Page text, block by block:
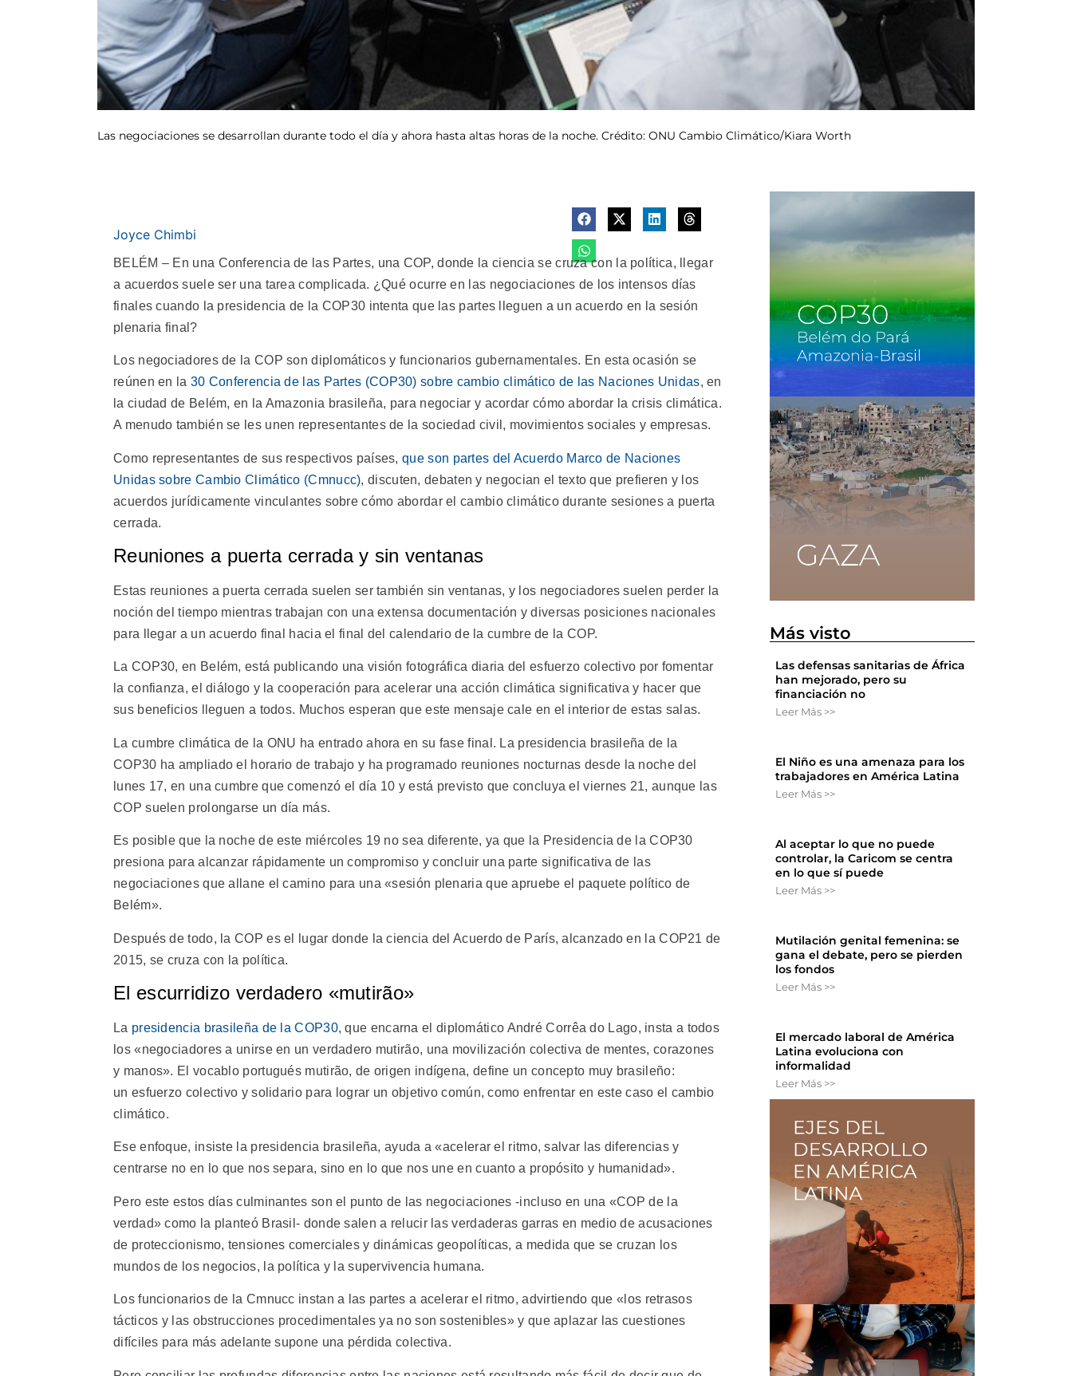
Las negociaciones se desarrollan durante todo el día y ahora hasta altas horas de la noche. Crédito: ONU Cambio Climático/Kiara Worth
Joyce Chimbi
BELÉM – En una Conferencia de las Partes, una COP, donde la ciencia se cruza con la política, llegar
a acuerdos suele ser una tarea complicada. ¿Qué ocurre en las negociaciones de los intensos días
finales cuando la presidencia de la COP30 intenta que las partes lleguen a un acuerdo en la sesión
plenaria final?
Los negociadores de la COP son diplomáticos y funcionarios gubernamentales. En esta ocasión se
reúnen en la 30 Conferencia de las Partes (COP30) sobre cambio climático de las Naciones Unidas, en
la ciudad de Belém, en la Amazonia brasileña, para negociar y acordar cómo abordar la crisis climática.
A menudo también se les unen representantes de la sociedad civil, movimientos sociales y empresas.
Como representantes de sus respectivos países,que son partes del Acuerdo Marco de Naciones
Unidas sobre Cambio Climático (Cmnucc), discuten, debaten y negocian el texto que prefieren y los
acuerdos jurídicamente vinculantes sobre cómo abordar el cambio climático durante sesiones a puerta
cerrada.
Reuniones a puerta cerrada y sin ventanas
Estas reuniones a puerta cerrada suelen ser también sin ventanas, y los negociadores suelen perder la
noción del tiempo mientras trabajan con una extensa documentación y diversas posiciones nacionales
para llegar a un acuerdo final hacia el final del calendario de la cumbre de la COP.
La COP30, en Belém, está publicando una visión fotográfica diaria del esfuerzo colectivo por fomentar
la confianza, el diálogo y la cooperación para acelerar una acción climática significativa y hacer que
sus beneficios lleguen a todos. Muchos esperan que este mensaje cale en el interior de estas salas.
La cumbre climática de la ONU ha entrado ahora en su fase final. La presidencia brasileña de la
COP30 ha ampliado el horario de trabajo y ha programado reuniones nocturnas desde la noche del
lunes 17, en una cumbre que comenzó el día 10 y está previsto que concluya el viernes 21, aunque las
COP suelen prolongarse un día más.
Es posible que la noche de este miércoles 19 no sea diferente, ya que la Presidencia de la COP30
presiona para alcanzar rápidamente un compromiso y concluir una parte significativa de las
negociaciones que allane el camino para una «sesión plenaria que apruebe el paquete político de
Belém».
Después de todo, la COP es el lugar donde la ciencia del Acuerdo de París, alcanzado en la COP21 de
2015, se cruza con la política.
El escurridizo verdadero «mutirão»
La presidencia brasileña de la COP30, que encarna el diplomático André Corrêa do Lago, insta a todos
los «negociadores a unirse en un verdadero mutirão, una movilización colectiva de mentes, corazones
y manos». El vocablo portugués mutirão, de origen indígena, define un concepto muy brasileño:
un esfuerzo colectivo y solidario para lograr un objetivo común, como enfrentar en este caso el cambio
climático.
Ese enfoque, insiste la presidencia brasileña, ayuda a «acelerar el ritmo, salvar las diferencias y
centrarse no en lo que nos separa, sino en lo que nos une en cuanto a propósito y humanidad».
Pero este estos días culminantes son el punto de las negociaciones -incluso en una «COP de la
verdad» como la planteó Brasil- donde salen a relucir las verdaderas garras en medio de acusaciones
de proteccionismo, tensiones comerciales y dinámicas geopolíticas, a medida que se cruzan los
mundos de los negocios, la política y la supervivencia humana.
Los funcionarios de la Cmnucc instan a las partes a acelerar el ritmo, advirtiendo que «los retrasos
tácticos y las obstrucciones procedimentales ya no son sostenibles» y que aplazar las cuestiones
difíciles para más adelante supone una pérdida colectiva.
Más visto
Las defensas sanitarias de África
han mejorado, pero su
financiación no
Leer Más >>
El Niño es una amenaza para los
trabajadores en América Latina
Leer Más >>
Al aceptar lo que no puede
controlar, la Caricom se centra
en lo que sí puede
Leer Más >>
Mutilación genital femenina: se
gana el debate, pero se pierden
los fondos
Leer Más >>
El mercado laboral de América
Latina evoluciona con
informalidad
Leer Más >>